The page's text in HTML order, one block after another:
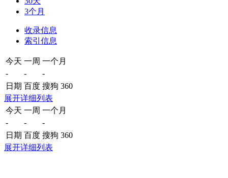
3个月
收录信息
索引信息
今天 一周 一个月
-
-
-
日期 百度 搜狗 360
展开详细列表
今天 一周 一个月
-
-
-
日期 百度 搜狗 360
展开详细列表